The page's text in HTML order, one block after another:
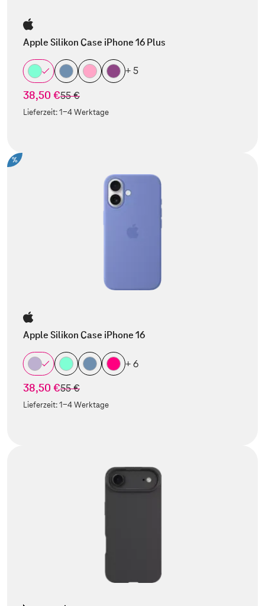
Apple Silikon Case iPhone 16 Plus
+ 5
38,50 €statt
55 €
Lieferzeit:1-4 Werktage
%
Apple Silikon Case iPhone 16
+ 6
38,50 €statt
55 €
Lieferzeit:1-4 Werktage